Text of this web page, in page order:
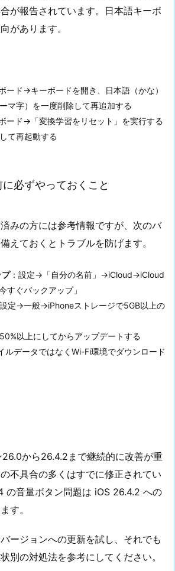
が報告されています。日本語キーボ
があります。
ド→キーボードを開き、日本語（かな）
マ字）を一度削除して再追加する
ド→「変換学習をリセット」を実行する
て再起動する
必ずやっておくこと
みの方には参考情報ですが、次のバ
えておくとトラブルを防げます。
：設定→「自分の名前」→iCloud→iCloud
すぐバックアップ」
設定→一般→iPhoneストレージで5GB以上の
50%以上にしてからアップデートする
ルデータではなくWi-Fi環境でダウンロード
から26.4.2まで継続的に改善が重
不具合の多くはすでに修正されてい
の音量ボタン問題は iOS 26.4.2 への
す。
ージョンへの更新を試し、それでも
別の対処法を参考にしてください。